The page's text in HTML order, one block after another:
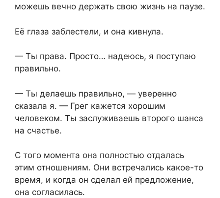
можешь вечно держать свою жизнь на паузе.
Её глаза заблестели, и она кивнула.
— Ты права. Просто… надеюсь, я поступаю
правильно.
— Ты делаешь правильно, — уверенно
сказала я. — Грег кажется хорошим
человеком. Ты заслуживаешь второго шанса
на счастье.
С того момента она полностью отдалась
этим отношениям. Они встречались какое-то
время, и когда он сделал ей предложение,
она согласилась.